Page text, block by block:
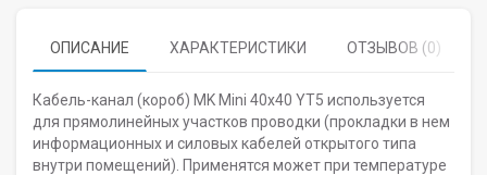
ОПИСАНИЕ ХАРАКТЕРИСТИКИ ОТЗЫВОВ (0)
Кабель-канал (короб) MK Mini 40х40 YT5 используется
для прямолинейных участков проводки (прокладки в нем
информационных и силовых кабелей открытого типа
внутри помещений). Применятся может при температуре